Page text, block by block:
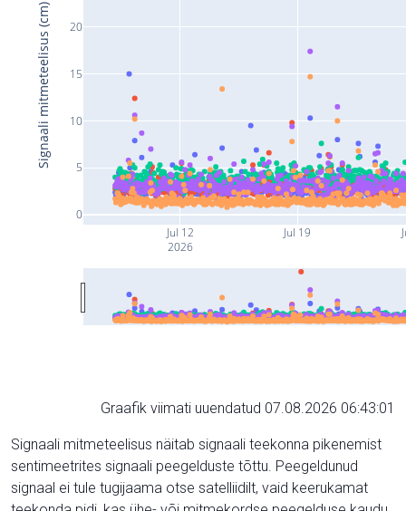
Jul 12
2026
Jul 19
0
5
10
15
20
Signaali mitmeteelisus (cm)
Graafik viimati uuendatud 07.08.2026 06:43:01
Signaali mitmeteelisus näitab signaali teekonna pikenemist
sentimeetrites signaali peegelduste tõttu. Peegeldunud
signaal ei tule tugijaama otse satelliidilt, vaid keerukamat